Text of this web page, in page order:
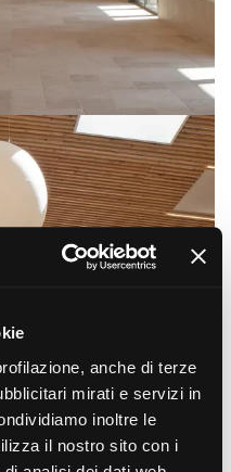
anche di terze
mirati e servizi in
inoltre le
il nostro sito con i